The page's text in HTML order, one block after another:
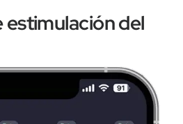
estimulación del